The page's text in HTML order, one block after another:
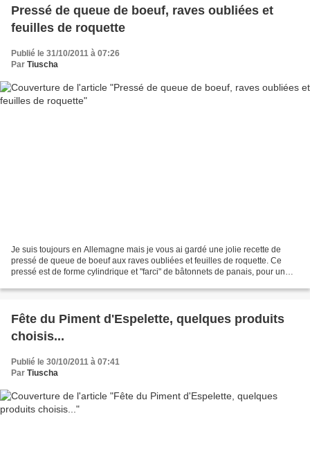
Pressé de queue de boeuf, raves oubliées et
feuilles de roquette
Publié le 31/10/2011 à 07:26
Par Tiuscha
Je suis toujours en Allemagne mais je vous ai gardé une jolie recette de
pressé de queue de boeuf aux raves oubliées et feuilles de roquette. Ce
pressé est de forme cylindrique et "farci" de bâtonnets de panais, pour un
Fête du Piment d'Espelette, quelques produits
choisis...
Publié le 30/10/2011 à 07:41
Par Tiuscha